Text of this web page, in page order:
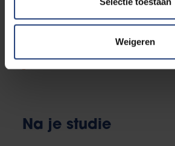
Weigeren
handelsingenieur en begin je vol
studies.
Voorkennis en voorbereiden
Na je studie